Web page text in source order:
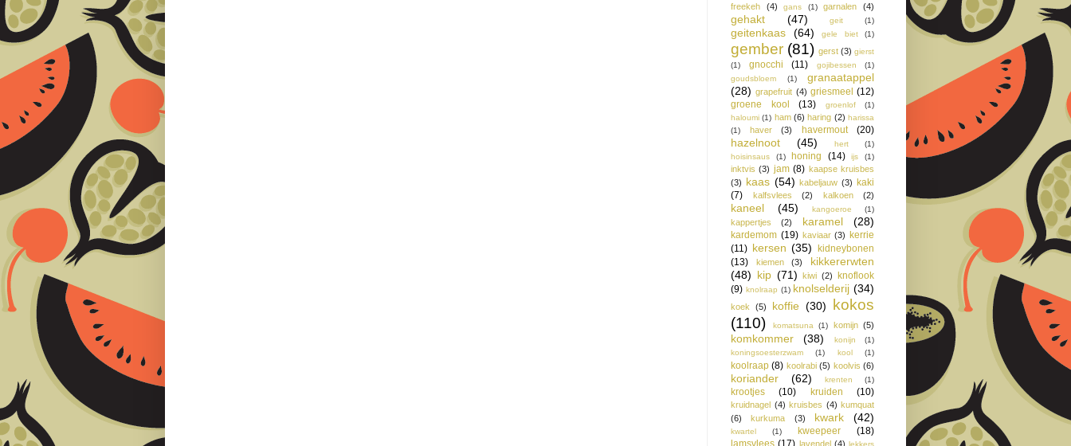
freekeh (4) gans (1) garnalen (4)
gehakt (47) geit (1)
geitenkaas (64) gele biet (1)
gember (81) gerst (3) gierst
(1)
gnocchi (11) gojibessen
(1)
goudsbloem
(1)
granaatappel
(28) grapefruit (4) griesmeel (12)
groene kool
(13) groenlof
(1)
haloumi (1) ham (6) haring (2) harissa
(1)
haver (3) havermout (20)
hazelnoot (45) hert
(1)
hoisinsaus
(1) honing (14) ijs (1)
inktvis (3) jam (8) kaapse kruisbes
(3) kaas (54) kabeljauw (3) kaki
(7)
kalfsvlees (2) kalkoen (2)
kaneel (45) kangoeroe (1)
kappertjes (2) karamel (28)
kardemom (19) kaviaar (3) kerrie
(11) kersen (35) kidneybonen
(13)
kiemen (3)
kikkererwten
(48) kip (71) kiwi (2) knoflook
(9) knolraap (1) knolselderij (34)
koek (5) koffie (30)
kokos
(110)
komatsuna (1) komijn (5)
komkommer (38) konijn
(1)
koningsoesterzwam
(1) kool (1)
koolraap (8) koolrabi (5) koolvis (6)
koriander (62) krenten (1)
krootjes (10) kruiden (10)
kruidnagel (4) kruisbes (4) kumquat
(6)
kurkuma (3) kwark (42)
kwartel (1) kweepeer
(18)
lamsvlees (17) lavendel (4) lekkers